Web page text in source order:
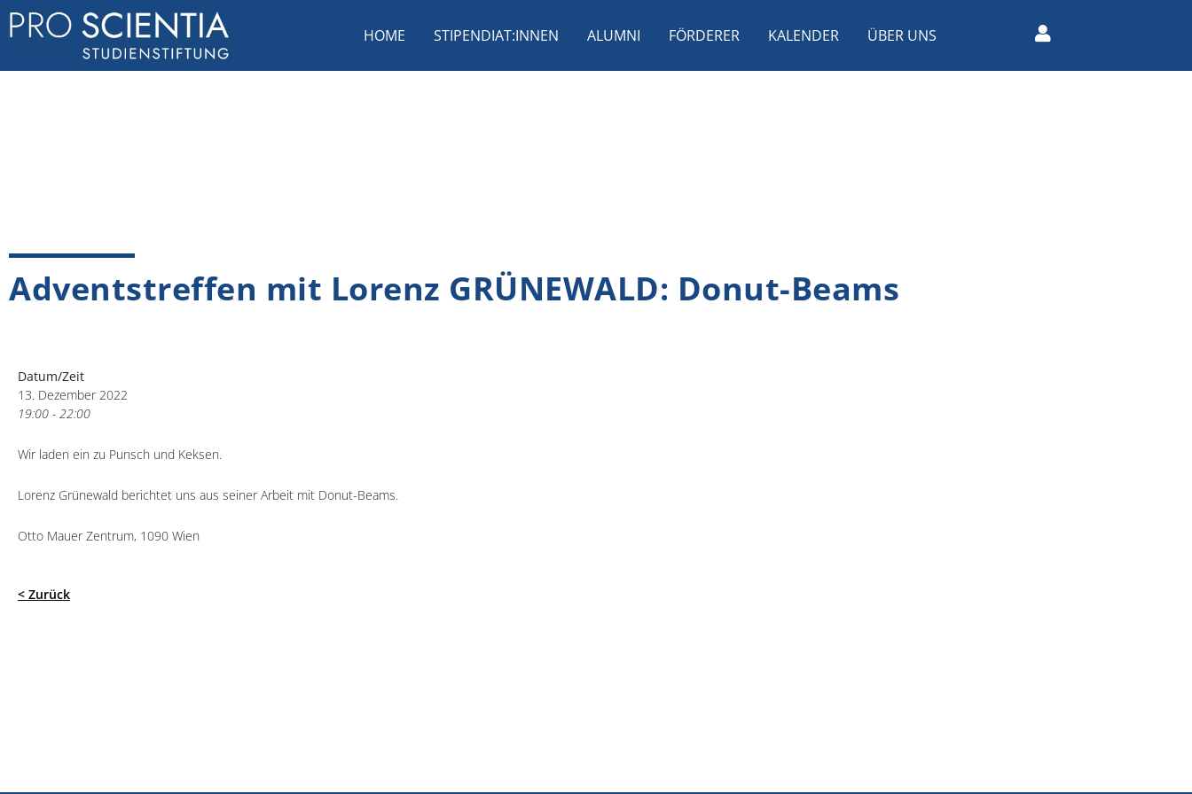
HOME STIPENDIAT:INNEN ALUMNI FÖRDERER KALENDER ÜBER UNS
Adventstreffen mit Lorenz GRÜNEWALD: Donut-Beams
Datum/Zeit
13. Dezember 2022
19:00 - 22:00
Wir laden ein zu Punsch und Keksen.
Lorenz Grünewald berichtet uns aus seiner Arbeit mit Donut-Beams.
Otto Mauer Zentrum, 1090 Wien
< Zurück